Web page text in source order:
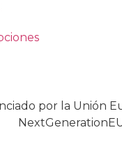
por la Unión